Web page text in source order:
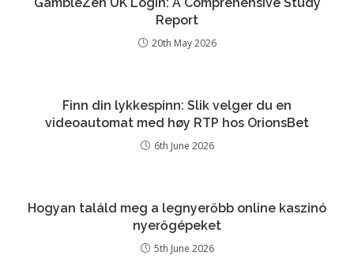
Report
20th May 2026
Finn din lykkespinn: Slik velger du en
videoautomat med høy RTP hos OrionsBet
6th June 2026
Hogyan találd meg a legnyerőbb online kaszinó
nyerőgépeket
5th June 2026